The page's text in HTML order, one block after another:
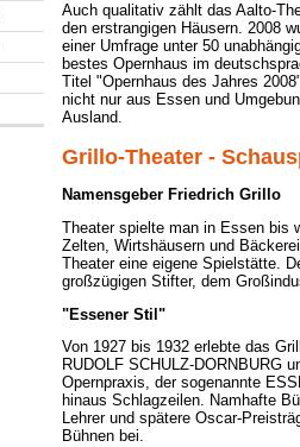
Auch qualitativ zählt das Aalto-
den erstrangigen Häusern. 2008
einer Umfrage unter 50
bestes Opernhaus im
Titel "Opernhaus des Jahres
nicht nur aus Essen und
Ausland.
Grillo-Theater -
Namensgeber Friedrich Grillo
Theater spielte man in Essen bis
Zelten, Wirtshäusern und
Theater eine eigene Spielstätte.
großzügigen Stifter, dem
"Essener Stil"
Von 1927 bis 1932 erlebte das
RUDOLF SCHULZ-DORNBURG
Opernpraxis, der sogenannte
hinaus Schlagzeilen. Namhafte
Lehrer und spätere Oscar-
Bühnen bei.